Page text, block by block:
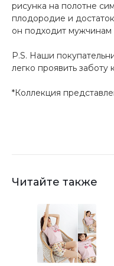
рисунка на полотне
плодородие и
он подходит
P.S. Наши
легко проявить
*Коллекция
Читайте также